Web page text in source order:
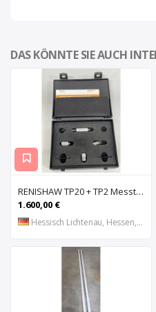
DAS KÖNNTE SIE AUCH
RENISHAW TP20 + TP2 Messtaster für Messmaschine, Messkopf, Probe Kit,
1.600,00 €
Hessisch Lichtenau, Hessen, DE